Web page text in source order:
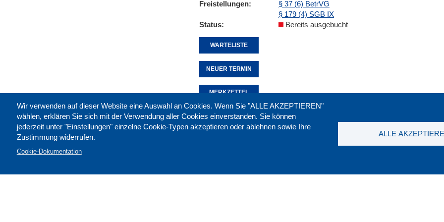
Freistellungen
§ 37 (6) BetrVG
§ 179 (4) SGB IX
Status
Bereits ausgebucht
WARTELISTE
NEUER TERMIN
MERKZETTEL
Wir verwenden auf dieser Website eine Auswahl an Cookies. Wenn Sie "ALLE AKZEPTIEREN"
wählen, erklären Sie sich mit der Verwendung aller Cookies einverstanden. Sie können
jederzeit unter "Einstellungen" einzelne Cookie-Typen akzeptieren oder ablehnen sowie Ihre
Zustimmung widerrufen.
Cookie-Dokumentation
ALLE
Diese Seite empfehlen: drucken: